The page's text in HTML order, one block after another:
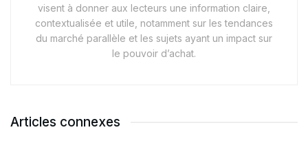
visent à donner aux lecteurs une information claire,
contextualisée et utile, notamment sur les tendances
du marché parallèle et les sujets ayant un impact sur
le pouvoir d’achat.
Articles connexes